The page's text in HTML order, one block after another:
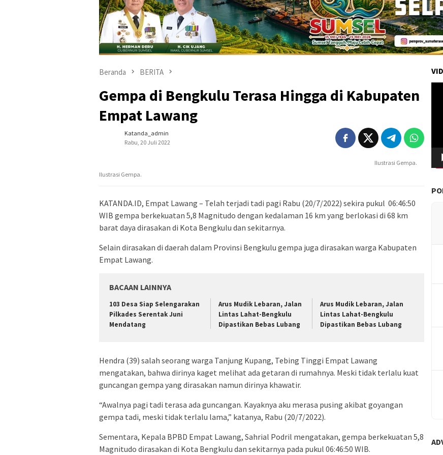
Beranda BERITA
Gempa di Bengkulu Terasa Hingga di Kabupaten
Empat Lawang
Katanda_admin
Rabu, 20 Juli 2022
Ilustrasi Gempa.
Ilustrasi Gempa.
KATANDA.ID, Empat Lawang – Telah terjadi tadi pagi Rabu (20/7/2022) sekira pukul 06:46:50
WIB gempa berkekuatan 5,8 Magnitudo dengan kedalaman 16 km yang berlokasi di 68 km
barat daya dirasakan di Kota Bengkulu dan sekitarnya.
Selain dirasakan di daerah dalam Provinsi Bengkulu gempa juga dirasakan warga Kabupaten
Empat Lawang.
BACAAN LAINNYA
103 Desa Siap Selengarakan
Pilkades Serentak Juni
Mendatang
Arus Mudik Lebaran, Jalan
Lintas Lahat-Bengkulu
Dipastikan Bebas Lubang
Arus Mudik Lebaran, Jalan
Lintas Lahat-Bengkulu
Dipastikan Bebas Lubang
Hendra (39) salah seorang warga Tanjung Kupang, Tebing Tinggi Empat Lawang
mengatakan, bahwa dirinya kaget melihat ada getaran di rumahnya. Meski tidak terlalu kuat
guncangan gempa yang dirasakan namun dirinya khawatir.
“Awalnya pagi tadi terasa ada guncangan. Kayaknya aku merasa pusing akibat goyangan
gempa tadi, meski tidak terlalu lama,” katanya, Rabu (20/7/2022).
Sementara, Kepala BPBD Empat Lawang, Sahrial Podril mengatakan, gempa berkekuatan 5,8
Magnitudo dirasakan di Kota Bengkulu dan sekitarnya pada pukul 06:46:50 WIB.